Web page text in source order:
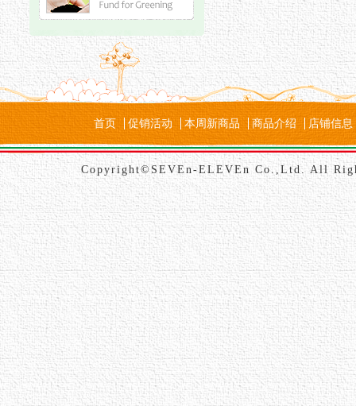
首页 促销活动 本周新商品 商品介绍 店铺信息
Copyright©SEVEn-ELEVEn Co.,Ltd. All